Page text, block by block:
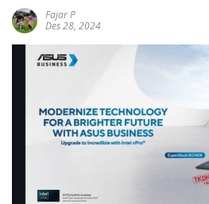
Fajar P
Des 28, 2024